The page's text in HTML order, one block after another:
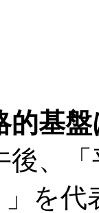
的基
、
」を